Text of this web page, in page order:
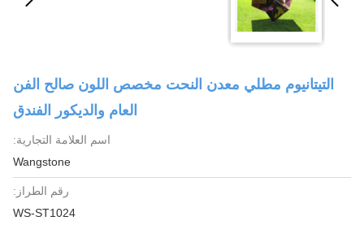
التيتانيوم مطلي معدن النحت مخصص اللون صالح الفن
العام والديكور الفندق
اسم العلامة التجارية:
Wangstone
رقم الطراز:
WS-ST1024